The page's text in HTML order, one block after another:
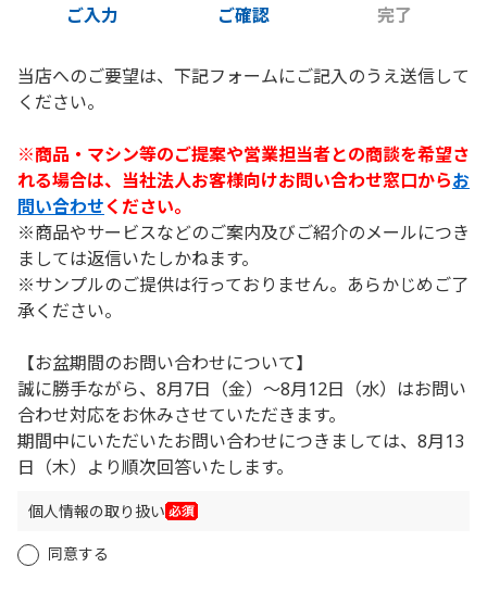
ご入力 ご確認 完了
当店へのご要望は、下記フォームにご記入のうえ送信して
ください。
※商品・マシン等のご提案や営業担当者との商談を希望さ
れる場合は、当社法人お客様向けお問い合わせ窓口からお
問い合わせください。
※商品やサービスなどのご案内及びご紹介のメールにつき
ましては返信いたしかねます。
※サンプルのご提供は行っておりません。あらかじめご了
承ください。
【お盆期間のお問い合わせについて】
誠に勝手ながら、8月7日（金）～8月12日（水）はお問い
合わせ対応をお休みさせていただきます。
期間中にいただいたお問い合わせにつきましては、8月13
日（木）より順次回答いたします。
個人情報の取り扱い
同意する